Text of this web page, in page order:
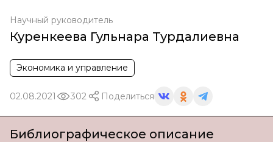
Научный руководитель
Куренкеева Гульнара Турдалиевна
Экономика и управление
02.08.2021 302 Поделиться
Библиографическое описание